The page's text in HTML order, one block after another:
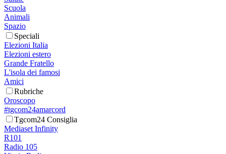
Scuola
Animali
Spazio
Speciali
Elezioni Italia
Elezioni estero
Grande Fratello
L'isola dei famosi
Amici
Rubriche
Oroscopo
#tgcom24amarcord
Tgcom24 Consiglia
Mediaset Infinity
R101
Radio 105